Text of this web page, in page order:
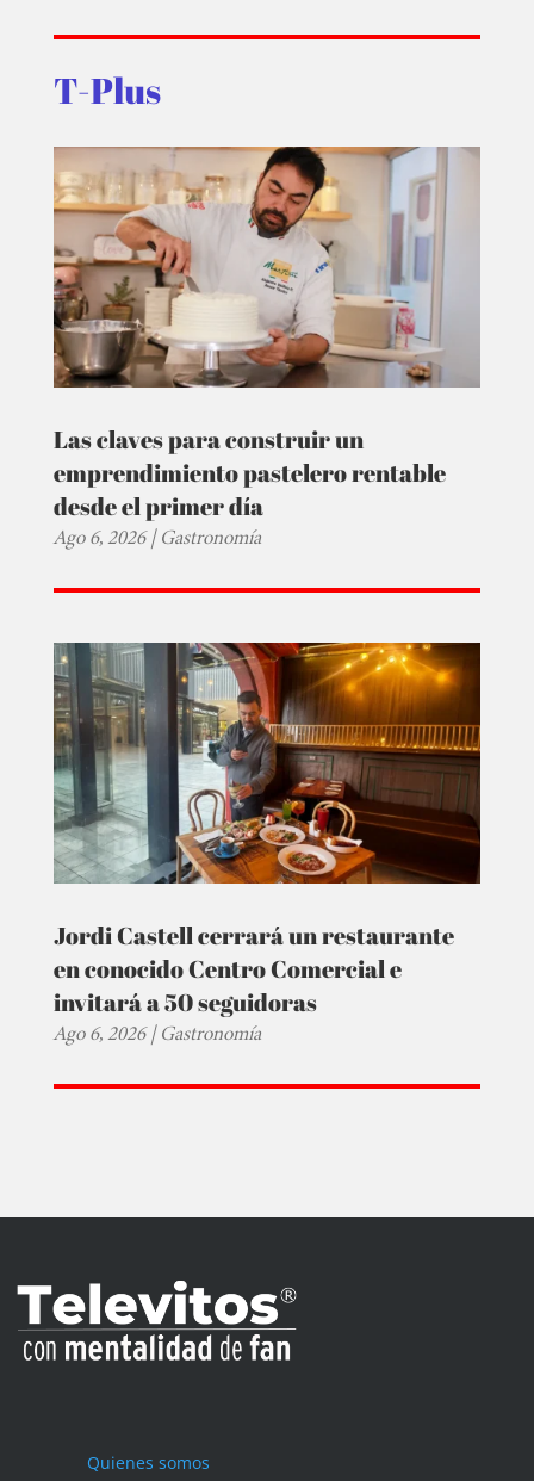
T-Plus
Las claves para construir un
emprendimiento pastelero rentable
desde el primer día
Ago 6, 2026|Gastronomía
Jordi Castell cerrará un restaurante
en conocido Centro Comercial e
invitará a 50 seguidoras
Ago 6, 2026|Gastronomía
Quienes somos